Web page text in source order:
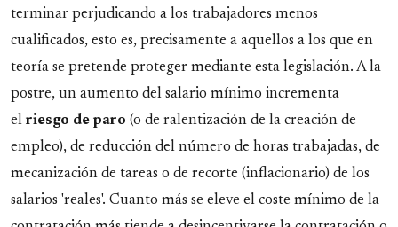
terminar perjudicando a los trabajadores menos
cualificados, esto es, precisamente a aquellos a los que en
teoría se pretende proteger mediante esta legislación. A la
postre, un aumento del salario mínimo incrementa
el riesgo de paro (o de ralentización de la creación de
empleo), de reducción del número de horas trabajadas, de
mecanización de tareas o de recorte (inflacionario) de los
salarios 'reales'. Cuanto más se eleve el coste mínimo de la